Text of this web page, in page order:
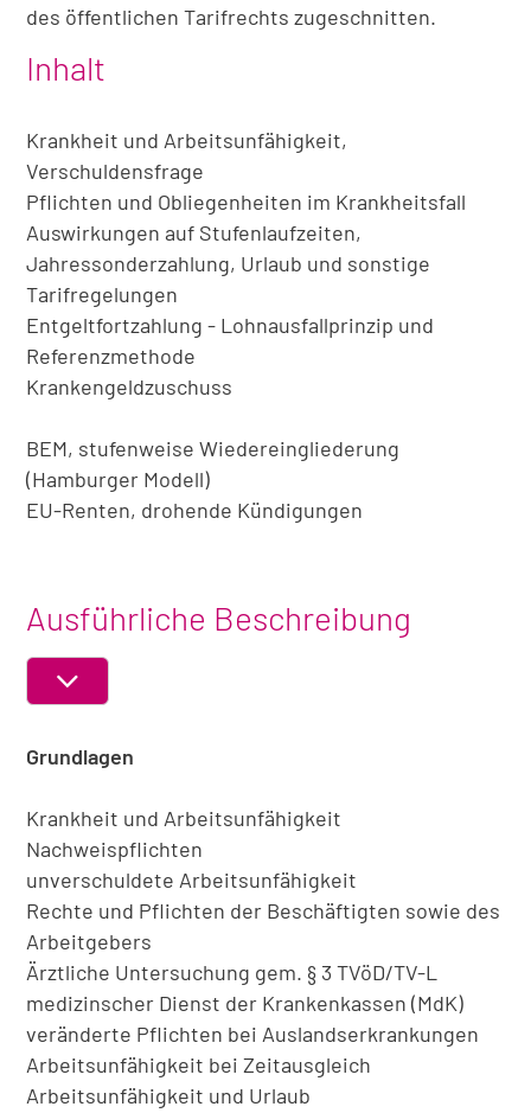
des öffentlichen Tarifrechts zugeschnitten.
Inhalt
Krankheit und Arbeitsunfähigkeit,
Verschuldensfrage
Pflichten und Obliegenheiten im Krankheitsfall
Auswirkungen auf Stufenlaufzeiten,
Jahressonderzahlung, Urlaub und sonstige
Tarifregelungen
Entgeltfortzahlung - Lohnausfallprinzip und
Referenzmethode
Krankengeldzuschuss
BEM, stufenweise Wiedereingliederung
(Hamburger Modell)
EU-Renten, drohende Kündigungen
Ausführliche Beschreibung
ABSCHNITT
ODER
AUSKLAPPEN
Grundlagen
Krankheit und Arbeitsunfähigkeit
Nachweispflichten
unverschuldete Arbeitsunfähigkeit
Rechte und Pflichten der Beschäftigten sowie des
Arbeitgebers
Ärztliche Untersuchung gem. § 3 TVöD/TV-L
medizinscher Dienst der Krankenkassen (MdK)
veränderte Pflichten bei Auslandserkrankungen
Arbeitsunfähigkeit bei Zeitausgleich
Arbeitsunfähigkeit und Urlaub